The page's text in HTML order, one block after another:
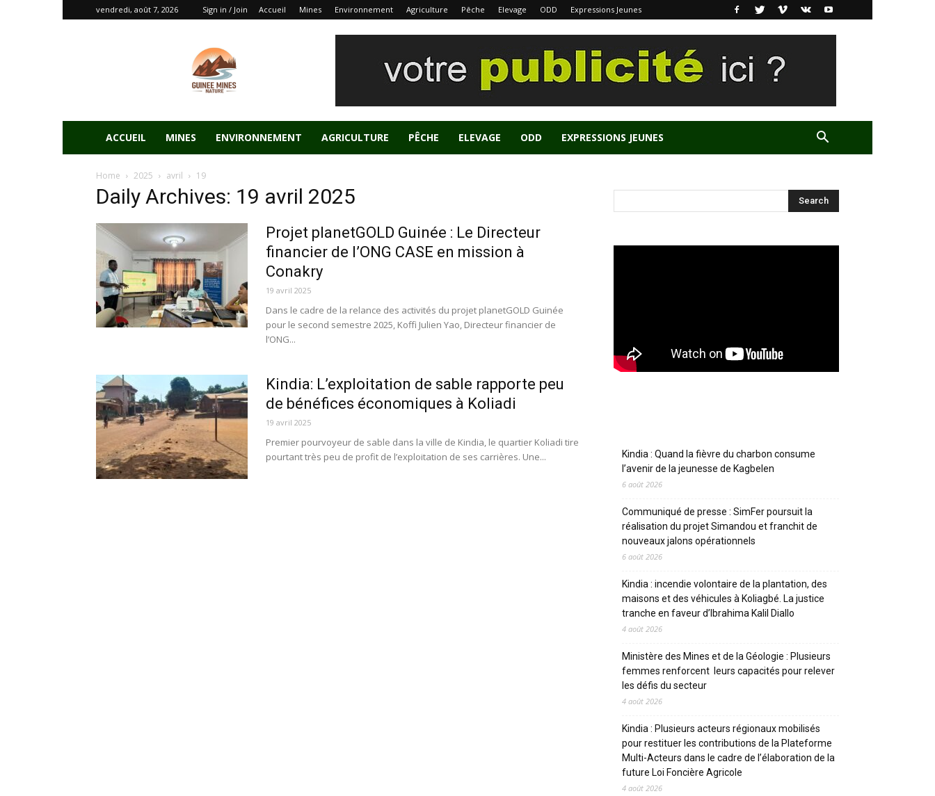
vendredi, août 7, 2026 Sign in / Join Accueil Mines Environnement Agriculture Pêche Elevage ODD Expressions Jeunes
ACCUEIL MINES ENVIRONNEMENT AGRICULTURE PÊCHE ELEVAGE ODD EXPRESSIONS JEUNES
Home 2025 avril 19
Daily Archives: 19 avril 2025
Projet planetGOLD Guinée : Le Directeur
financier de l’ONG CASE en mission à
Conakry
19 avril 2025
Dans le cadre de la relance des activités du projet planetGOLD Guinée
pour le second semestre 2025, Koffi Julien Yao, Directeur financier de
l’ONG...
Kindia: L’exploitation de sable rapporte peu
de bénéfices économiques à Koliadi
19 avril 2025
Premier pourvoyeur de sable dans la ville de Kindia, le quartier Koliadi tire
pourtant très peu de profit de l’exploitation de ses carrières. Une...
Kindia : Quand la fièvre du charbon consume
l’avenir de la jeunesse de Kagbelen
6 août 2026
Communiqué de presse : SimFer poursuit la
réalisation du projet Simandou et franchit de
nouveaux jalons opérationnels
6 août 2026
Kindia : incendie volontaire de la plantation, des
maisons et des véhicules à Koliagbé. La justice
tranche en faveur d’Ibrahima Kalil Diallo
4 août 2026
Ministère des Mines et de la Géologie : Plusieurs
femmes renforcent leurs capacités pour relever
les défis du secteur
4 août 2026
Kindia : Plusieurs acteurs régionaux mobilisés
pour restituer les contributions de la Plateforme
Multi-Acteurs dans le cadre de l’élaboration de la
future Loi Foncière Agricole
4 août 2026